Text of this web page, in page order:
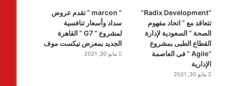
“Radix Development”
تتعاقد مع ” اتحاد مفهوم
الصحة ” السعودية لإدارة
القطاع الطبى بمشروع
“Agile ” فى العاصمة
الإدارية
مايو 30, 2021
” marcon ” تقدم عروض
سداد وأسعار تنافسية
لمشروع ” G7 ” القاهرة
الجديد بمعرض نيكست موف
مايو 30, 2021